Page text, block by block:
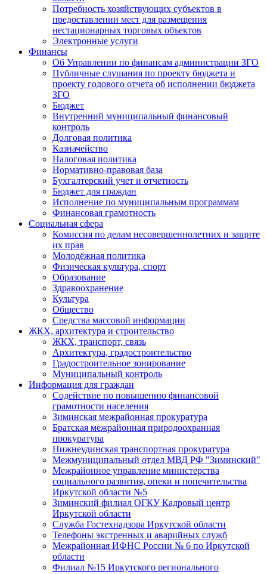
Потребность хозяйствующих субъектов в
предоставлении мест для размещения
нестационарных торговых объектов
Электронные услуги
Финансы
Об Управлении по финансам администрации ЗГО
Публичные слушания по проекту бюджета и
проекту годового отчета об исполнении бюджета
ЗГО
Бюджет
Внутренний муниципальный финансовый
контроль
Долговая политика
Казначейство
Налоговая политика
Нормативно-правовая база
Бухгалтерский учет и отчетность
Бюджет для граждан
Исполнение по муниципальным программам
Финансовая грамотность
Социальная сфера
Комиссия по делам несовершеннолетних и защите
их прав
Молодёжная политика
Физическая культура, спорт
Образование
Здравоохранение
Культура
Общество
Средства массовой информации
ЖКХ, архитектура и строительство
ЖКХ, транспорт, связь
Архитектура, градостроительство
Градостроительное зонирование
Муниципальный контроль
Информация для граждан
Содействие по повышению финансовой
грамотности населения
Зиминская межрайонная прокуратура
Братская межрайонная природоохранная
прокуратура
Нижнеудинская транспортная прокуратура
Межмуниципальный отдел МВД РФ "Зиминский"
Межрайонное управление министерства
социального развития, опеки и попечительства
Иркутской области №5
Зиминский филиал ОГКУ Кадровый центр
Иркутской области
Служба Гостехнадзора Иркутской области
Телефоны экстренных и аварийных служб
Межрайонная ИФНС России № 6 по Иркутской
области
Филиал №15 Иркутского регионального